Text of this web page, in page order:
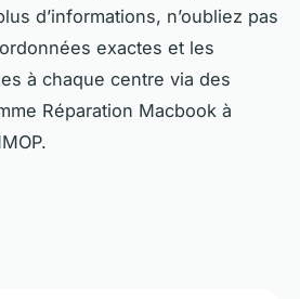
d’informations, n’oubliez pas
exactes et les
à chaque centre via des
Réparation Macbook à